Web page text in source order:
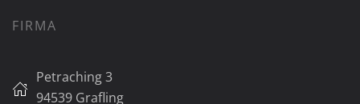
FIRMA
Petraching 3
94539 Grafling